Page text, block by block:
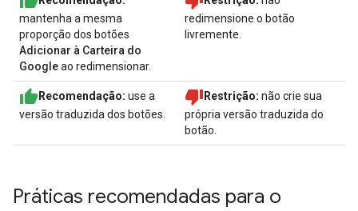
mantenha a mesma
proporção dos botões
Adicionar à Carteira do
Googleao redimensionar.
redimensione o botão
livremente.
Recomendação: use a
versão traduzida dos botões.
Restrição: não crie sua
própria versão traduzida do
botão.
Práticas recomendadas para o